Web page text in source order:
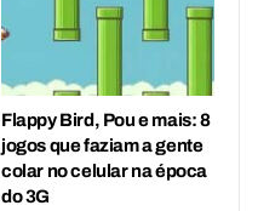
Flappy Bird, Pou e mais: 8
jogos que faziam a gente
colar no celular na época
do 3G